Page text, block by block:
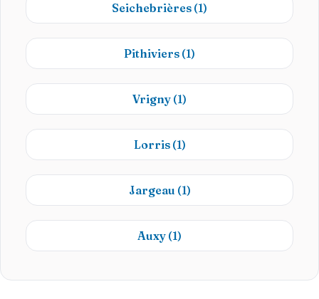
Seichebrières (1)
Pithiviers (1)
Vrigny (1)
Lorris (1)
Jargeau (1)
Auxy (1)